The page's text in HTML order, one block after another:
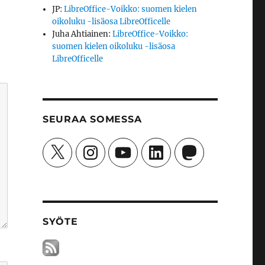
JP:LibreOffice-Voikko: suomen kielen
oikoluku -lisäosa LibreOfficelle
Juha Ahtiainen:LibreOffice-Voikko:
suomen kielen oikoluku -lisäosa
LibreOfficelle
SEURAA SOMESSA
X InstagramYouTubeLinkedInMastodon
SYÖTE